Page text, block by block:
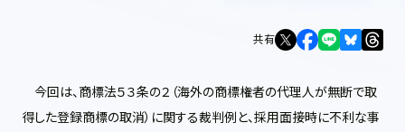
共有
今回は、商標法５３条の２（海外の商標権者の代理人が無断で取
得した登録商標の取消）に関する裁判例と、採用面接時に不利な事